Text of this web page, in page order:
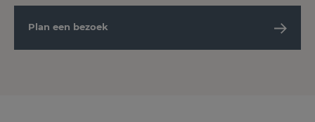
Plan een bezoek